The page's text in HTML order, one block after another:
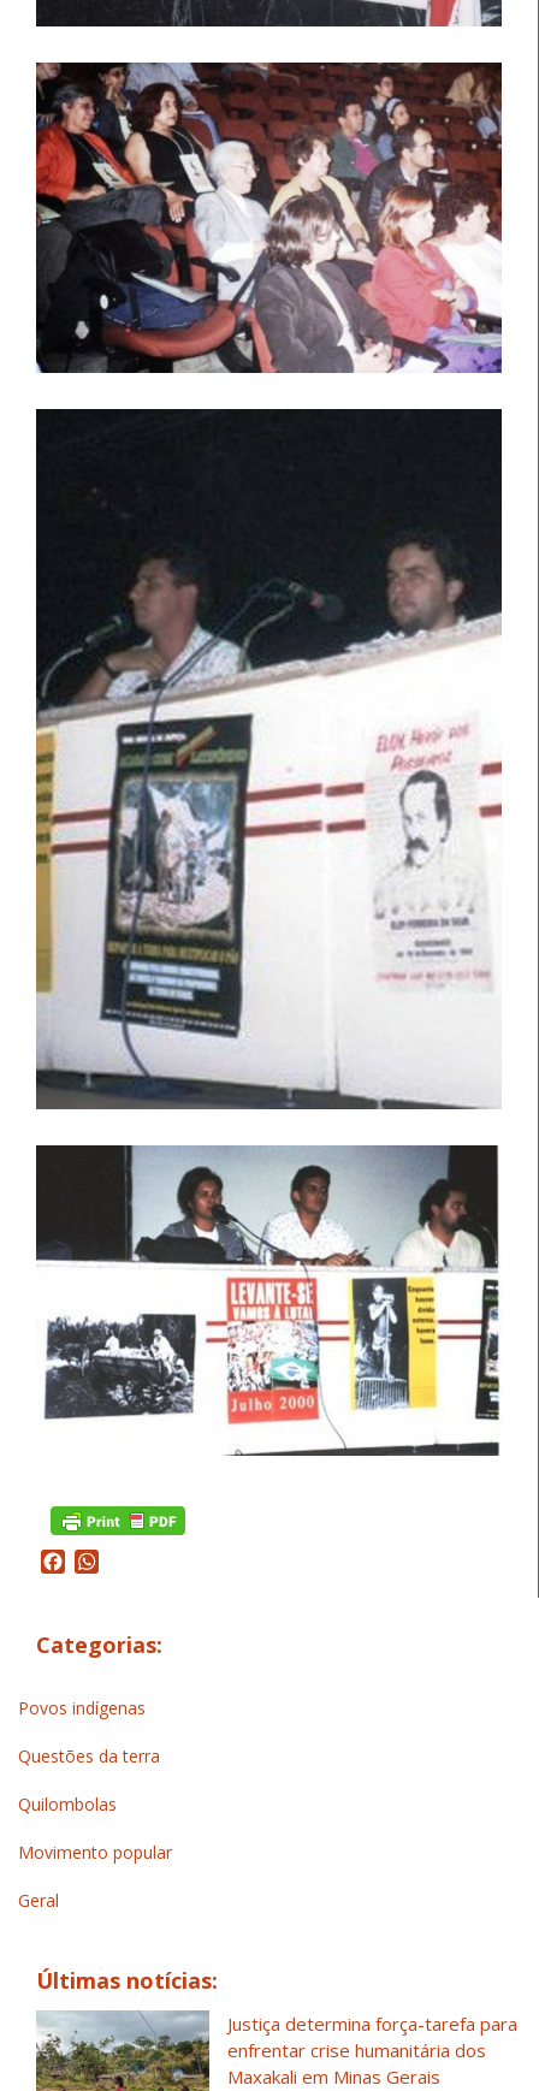
Facebook
Categorias:
Povos indígenas
Questões da terra
Quilombolas
Movimento popular
Geral
Últimas notícias:
Justiça determina força-tarefa para
enfrentar crise humanitária dos
Maxakali em Minas Gerais